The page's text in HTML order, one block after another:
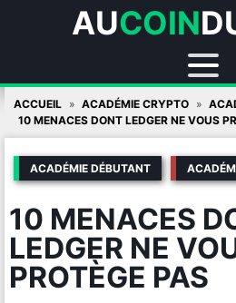
AUCOIN
Skip
content
ACCUEIL ACADÉMIE CRYPTO
10 MENACES DONT LEDGER NE VOUS
ACADÉMIE DÉBUTANT
10 MENACES
LEDGER NE
PROTÈGE PAS